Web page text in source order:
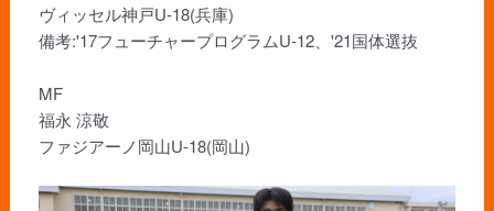
ヴィッセル神戸U-18(兵庫)
備考:'17フューチャープログラムU-12、'21国体選抜
MF
福永 涼敬
ファジアーノ岡山U-18(岡山)